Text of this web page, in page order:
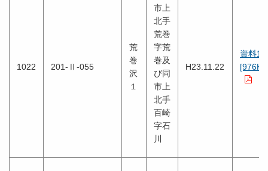
1022 201-Ⅱ-055
荒
巻
沢
１
市上
北手
荒巻
字荒
巻及
び同
市上
北手
百崎
字石
川
H23.11.22
資料1